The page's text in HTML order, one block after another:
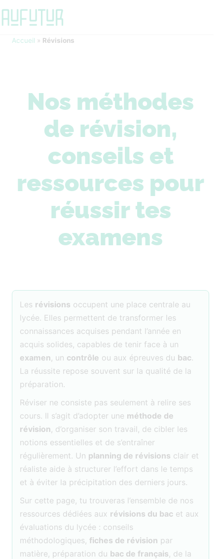
Accueil » Révisions
Nos méthodes
de révision,
conseils et
ressources pour
réussir tes
examens
Les révisions occupent une place centrale au
lycée. Elles permettent de transformer les
connaissances acquises pendant l’année en
acquis solides, capables de tenir face à un
examen, un contrôle ou aux épreuves du bac.
La réussite repose souvent sur la qualité de la
préparation.
Réviser ne consiste pas seulement à relire ses
cours. Il s’agit d’adopter une méthode de
révision, d’organiser son travail, de cibler les
notions essentielles et de s’entraîner
régulièrement. Un planning de révisions clair et
réaliste aide à structurer l’effort dans le temps
et à éviter la précipitation des derniers jours.
Sur cette page, tu trouveras l’ensemble de nos
ressources dédiées aux révisions du bac et aux
évaluations du lycée : conseils
méthodologiques, fiches de révision par
matière, préparation du bac de français, de la